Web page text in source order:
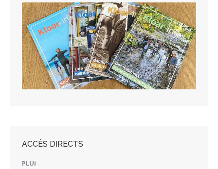
ACCÈS DIRECTS
PLUi